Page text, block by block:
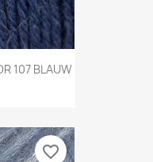
107 BLAUW
favorite_border